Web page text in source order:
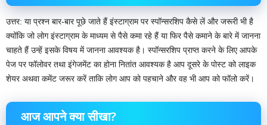
उत्तर: या प्रश्न बार-बार पूछे जाते हैं इंस्टाग्राम पर स्पॉन्सरशिप कैसे लें और जरूरी भी है
क्योंकि जो लोग इंस्टाग्राम के माध्यम से पैसे कमा रहे हैं या फिर पैसे कमाने के बारे में जानना
चाहते हैं उन्हें इसके विषय में जानना आवश्यक है। स्पॉन्सरशिप प्राप्त करने के लिए आपके
पेज पर फॉलोवर तथा इंगेजमेंट का होना नितांत आवश्यक है आप दूसरे के पोस्ट को लाइक
शेयर अथवा कमेंट जरूर करें ताकि लोग आप को पहचाने और वह भी आप को फॉलो करें।
आज आपने क्या सीखा?